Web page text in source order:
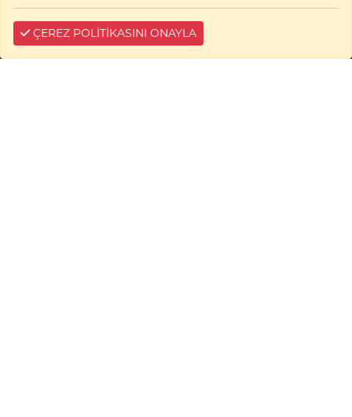
Çerez Bilgilendirme
ÇEREZ POLİTİKASINI ONAYLA